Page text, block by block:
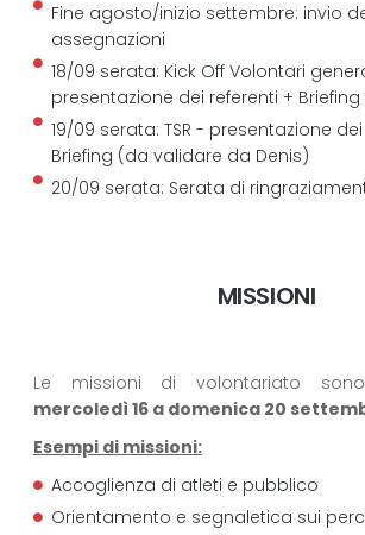
Fine agosto/inizio settembre: invio
assegnazioni
18/09 serata: Kick Off Volontari
presentazione dei referenti + Briefing
19/09 serata: TSR - presentazione
Briefing (da validare da Denis)
20/09 serata: Serata di
MISSIONI
Le missioni di volontariato
mercoledì 16 a domenica 20
Esempi di missioni:
Accoglienza di atleti e pubblico
Orientamento e segnaletica sui